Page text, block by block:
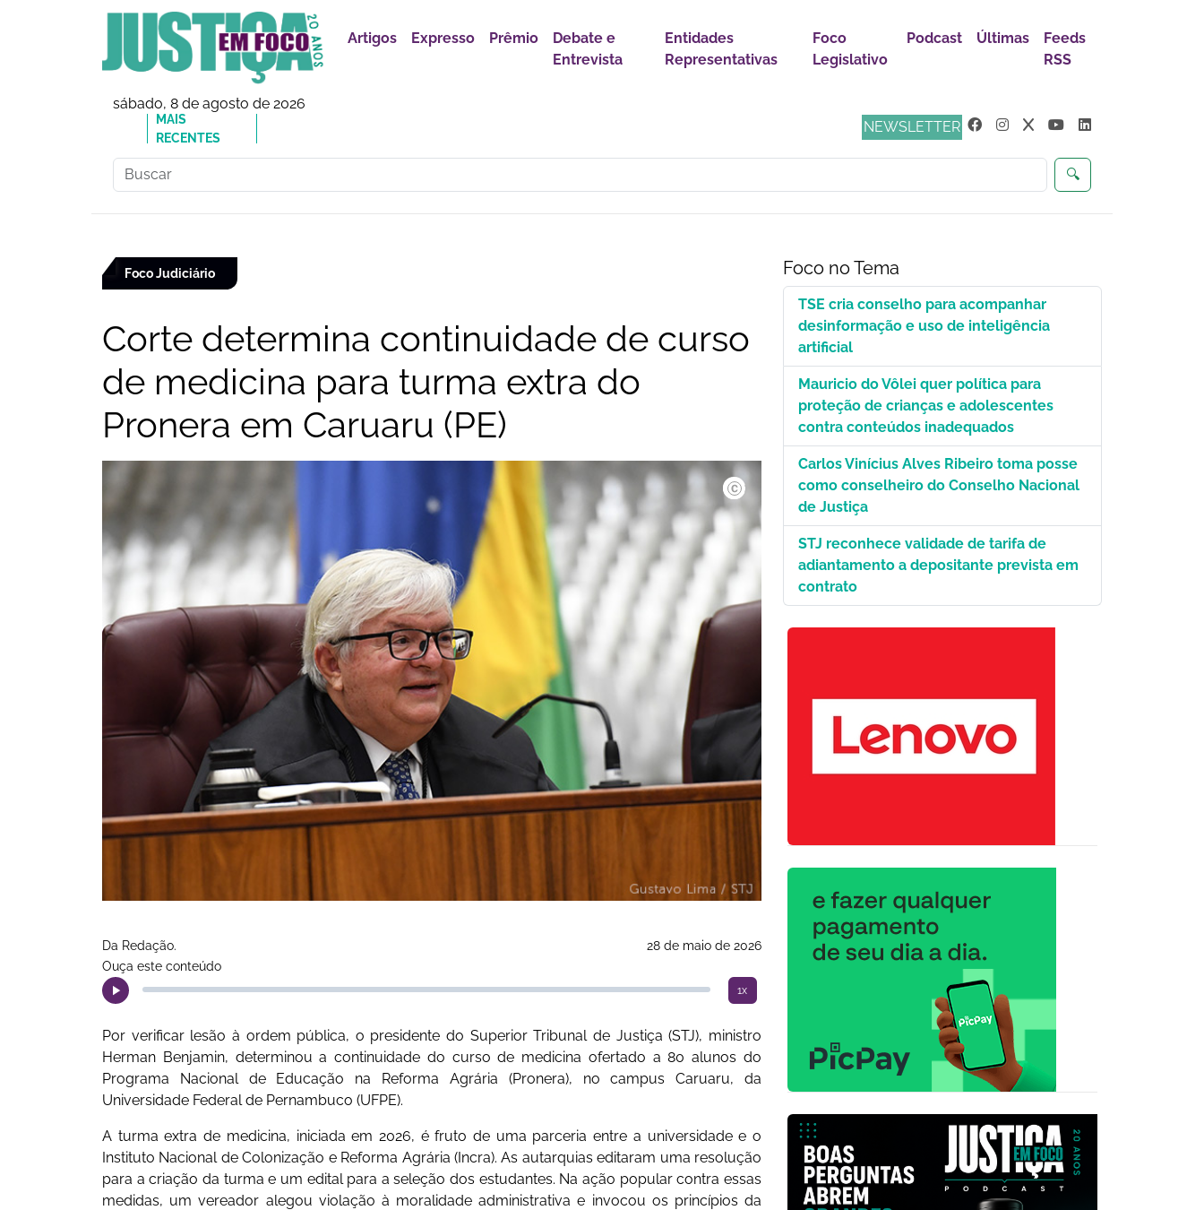
Artigos Expresso Prêmio
Debate e
Entrevista
Entidades
Representativas
Foco
Legislativo
Podcast Últimas
Feeds
RSS
sábado, 8 de agosto de 2026
NEWSLETTER
🔍
MAIS
RECENTES
Foco Judiciário
Corte determina continuidade de curso
de medicina para turma extra do
Pronera em Caruaru (PE)
©GustavoLima./STJ.
Da Redação.
28 de maio de 2026
Ouça este conteúdo
1x
​Por verificar lesão à ordem pública, o presidente do Superior Tribunal de Justiça (STJ), ministro
Herman Benjamin, determinou a continuidade do curso de medicina ofertado a 80 alunos do
Programa Nacional de Educação na Reforma Agrária (Pronera), no campus Caruaru, da
Universidade Federal de Pernambuco (UFPE).
A turma extra de medicina, iniciada em 2026, é fruto de uma parceria entre a universidade e o
Instituto Nacional de Colonização e Reforma Agrária (Incra). As autarquias editaram uma resolução
para a criação da turma e um edital para a seleção dos estudantes. Na ação popular contra essas
medidas, um vereador alegou violação à moralidade administrativa e invocou os princípios da
Foco no Tema
TSE cria conselho para acompanhar
desinformação e uso de inteligência
artificial
Mauricio do Vôlei quer política para
proteção de crianças e adolescentes
contra conteúdos inadequados
Carlos Vinícius Alves Ribeiro toma posse
como conselheiro do Conselho Nacional
de Justiça
STJ reconhece validade de tarifa de
adiantamento a depositante prevista em
contrato